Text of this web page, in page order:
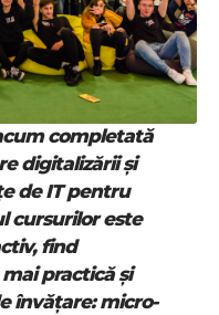
completată
digitalizării și
de IT pentru
cursurilor este
find
practică și
învățare: micro-